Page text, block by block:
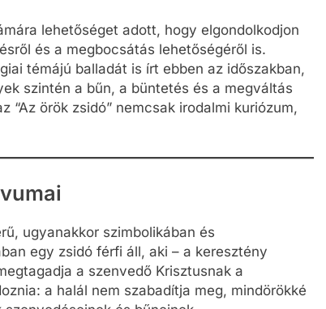
lehetőséget adott, hogy elgondolkodjon
és a megbocsátás lehetőségéről is.
témájú balladát is írt ebben az időszakban,
szintén a bűn, a büntetés és a megváltás
örök zsidó” nemcsak irodalmi kuriózum,
ugyanakkor szimbolikában és
egy zsidó férfi áll, aki – a keresztény
a szenvedő Krisztusnak a
a halál nem szabadítja meg, mindörökké